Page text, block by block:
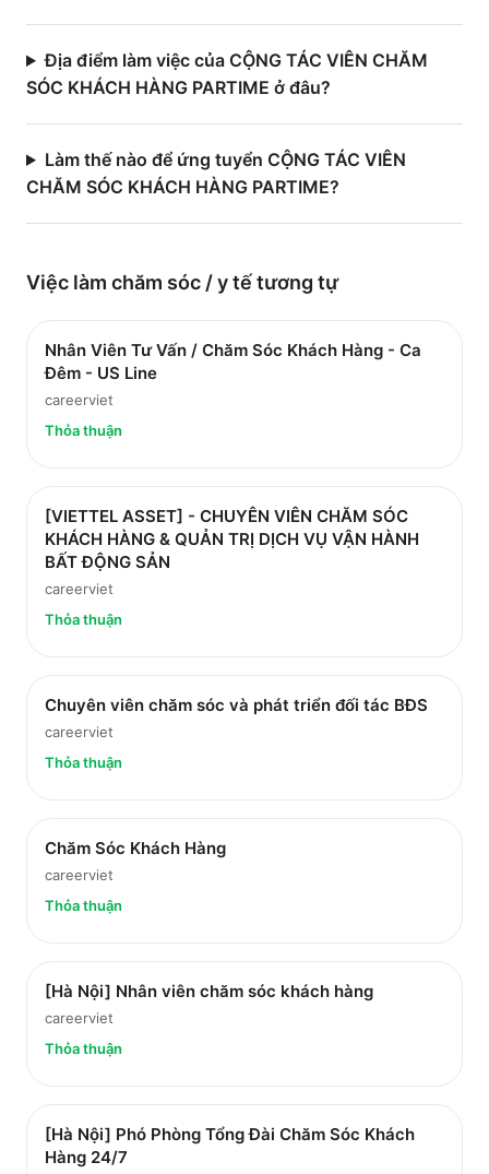
Địa điểm làm việc của CỘNG TÁC VIÊN CHĂM
SÓC KHÁCH HÀNG PARTIME ở đâu?
Làm thế nào để ứng tuyển CỘNG TÁC VIÊN
CHĂM SÓC KHÁCH HÀNG PARTIME?
Việc làm chăm sóc / y tếtương tự
Nhân Viên Tư Vấn / Chăm Sóc Khách Hàng - Ca
Đêm - US Line
careerviet
Thỏa thuận
[VIETTEL ASSET] - CHUYÊN VIÊN CHĂM SÓC
KHÁCH HÀNG & QUẢN TRỊ DỊCH VỤ VẬN HÀNH
BẤT ĐỘNG SẢN
careerviet
Thỏa thuận
Chuyên viên chăm sóc và phát triển đối tác BĐS
careerviet
Thỏa thuận
Chăm Sóc Khách Hàng
careerviet
Thỏa thuận
[Hà Nội] Nhân viên chăm sóc khách hàng
careerviet
Thỏa thuận
[Hà Nội] Phó Phòng Tổng Đài Chăm Sóc Khách
Hàng 24/7